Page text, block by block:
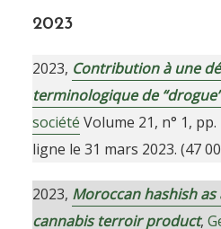
2023
2023, Contribution à une
terminologique de “drogue”
société Volume 21, n° 1,
ligne le 31 mars 2023. (47
2023, Moroccan hashish as
cannabis terroir product,